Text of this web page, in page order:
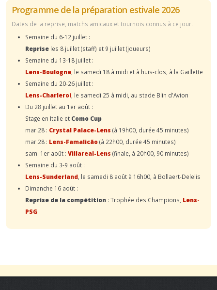
Programme de la préparation estivale 2026
Dates de la reprise, matchs amicaux et tournois connus à ce jour.
Semaine du 6-12 juillet :
Reprise les 8 juillet (staff) et 9 juillet (joueurs)
Semaine du 13-18 juillet :
Lens-Boulogne , le samedi 18 à midi et à huis-clos, à la Gaillette
Semaine du 20-26 juillet :
Lens-Charleroi , le samedi 25 à midi, au stade Blin d'Avion
Du 28 juillet au 1er août :
Stage en Italie et Como Cup
mar.28 : Crystal Palace-Lens (à 19h00, durée 45 minutes)
mar.28 : Lens-Famalicão(à 22h00, durée 45 minutes)
sam. 1er août : Villareal-Lens (finale, à 20h00, 90 minutes)
Semaine du 3-9 août :
Lens-Sunderland , le samedi 8 août à 16h00, à Bollaert-Delelis
Dimanche 16 août :
Reprise de la compétition : Trophée des Champions, Lens-
PSG